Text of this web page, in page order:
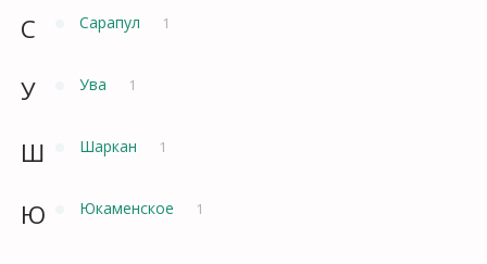
С Сарапул 1
У Ува 1
Ш Шаркан 1
Ю Юкаменское 1